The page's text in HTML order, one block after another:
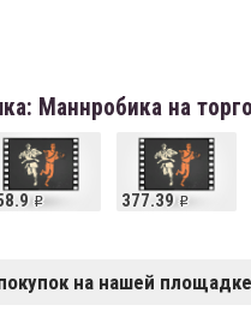
Маннробика на
377.39
на нашей площадке